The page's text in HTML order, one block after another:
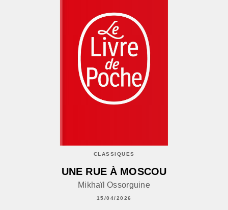
CLASSIQUES
UNE RUE À MOSCOU
Mikhaïl Ossorguine
15/04/2026